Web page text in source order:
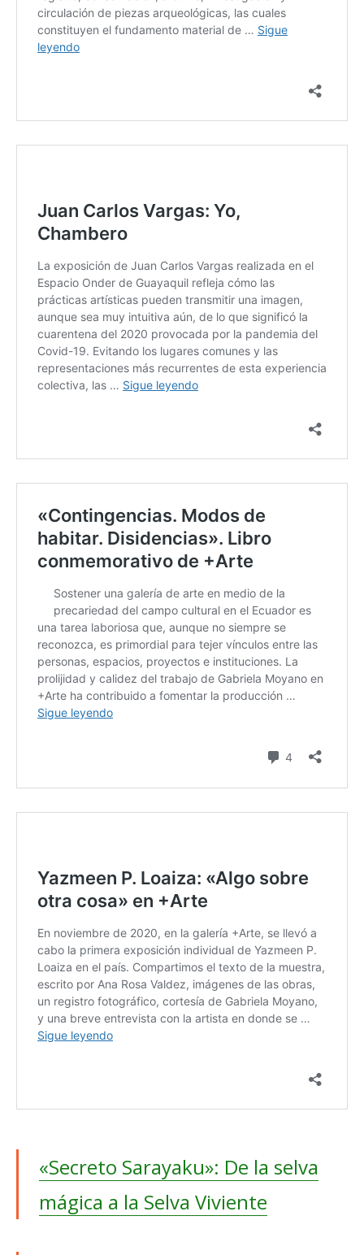
«Secreto Sarayaku»: De la selva
mágica a la Selva Viviente